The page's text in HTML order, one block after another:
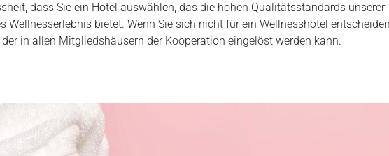
dass Sie ein Hotel auswählen, das die hohen Qualitätsstandards unserer
bietet. Wenn Sie sich nicht für ein Wellnesshotel
in allen Mitgliedshäusern der Kooperation eingelöst werden kann.